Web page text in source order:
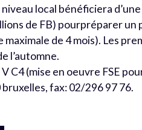
local bénéficiera
de FB) pourpréparer un
de 4 mois). Les
l’automne.
C4 (mise en oeuvre FSE
fax: 02/296 97 76.